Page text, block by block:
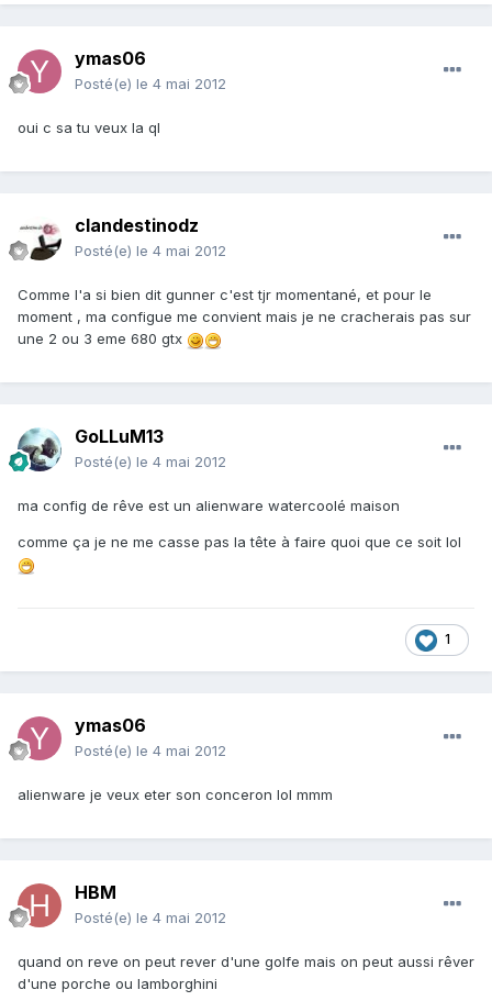
ymas06
Posté(e) le 4 mai 2012
oui c sa tu veux la ql
clandestinodz
Posté(e) le 4 mai 2012
Comme l'a si bien dit gunner c'est tjr momentané, et pour le
moment , ma configue me convient mais je ne cracherais pas sur
une 2 ou 3 eme 680 gtx
GoLLuM13
Posté(e) le 4 mai 2012
ma config de rêve est un alienware watercoolé maison
comme ça je ne me casse pas la tête à faire quoi que ce soit lol
1
ymas06
Posté(e) le 4 mai 2012
alienware je veux eter son conceron lol mmm
HBM
Posté(e) le 4 mai 2012
quand on reve on peut rever d'une golfe mais on peut aussi rêver
d'une porche ou lamborghini